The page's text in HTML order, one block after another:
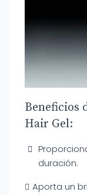
Beneficios
Hair Gel:
duración.
Aporta un